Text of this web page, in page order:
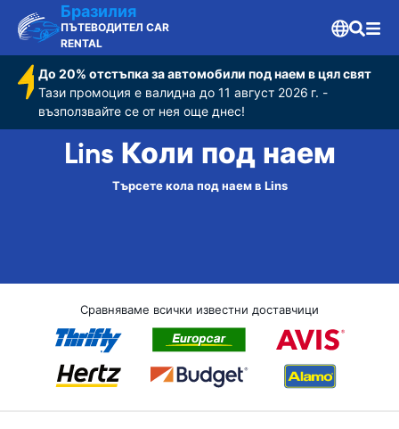
Бразилия
ПЪТЕВОДИТЕЛ CAR
RENTAL
До 20% отстъпка за автомобили под наем в цял свят
Тази промоция е валидна до 11 август 2026 г. -
възползвайте се от нея още днес!
Lins Коли под наем
Търсете кола под наем в Lins
Сравняваме всички известни доставчици